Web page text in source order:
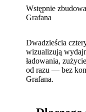
Wstępnie
Grafana
Dwadzieścia
wizualizują
ładowania,
od razu — bez
Grafana.